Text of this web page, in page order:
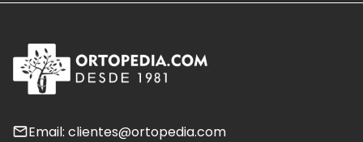
Email: clientes@ortopedia.com